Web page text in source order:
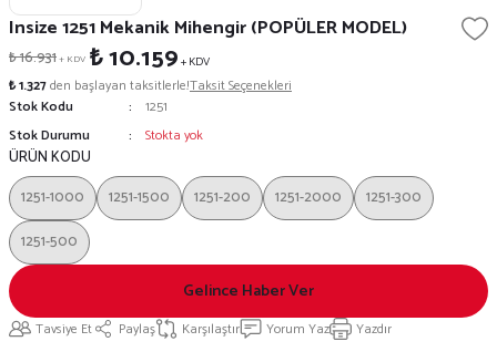
Insize 1251 Mekanik Mihengir (POPÜLER MODEL)
₺ 16.931+ KDV ₺ 10.159+ KDV
₺ 1.327den başlayan taksitlerle!Taksit Seçenekleri
Stok Kodu
1251
Stok Durumu
Stokta yok
ÜRÜN KODU
1251-1000
1251-1500 1251-200 1251-2000
1251-300
1251-500
Gelince Haber Ver
Tavsiye Et Paylaş Karşılaştır Yorum Yaz Yazdır